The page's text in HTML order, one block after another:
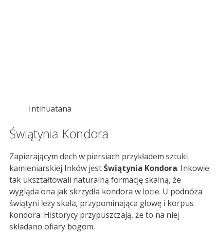
Intihuatana
Świątynia Kondora
Zapierającym dech w piersiach przykładem sztuki
kamieniarskiej Inków jestŚwiątynia Kondora. Inkowie
tak ukształtowali naturalną formację skalną, że
wygląda ona jak skrzydła kondora w locie. U podnóża
świątyni leży skała, przypominająca głowę i korpus
kondora. Historycy przypuszczają, że to na niej
składano ofiary bogom.